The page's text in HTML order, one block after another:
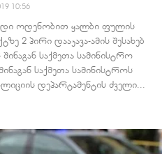
10:56
ოდენობით ყალბი ფულის
2 პირი დააკავა-ამის შესახებ
საქმეთა სამინისტრო
საქმეთა სამინისტროს
დეპარტამენტის ძველი...